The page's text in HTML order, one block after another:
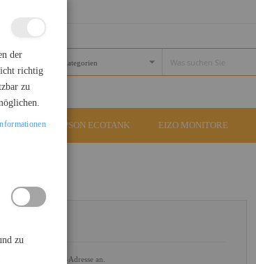
EPSON ECOTANK EIZO MONITORE
mit Ihrer E-Mail-Adresse an.
der
richtig
zu
zu